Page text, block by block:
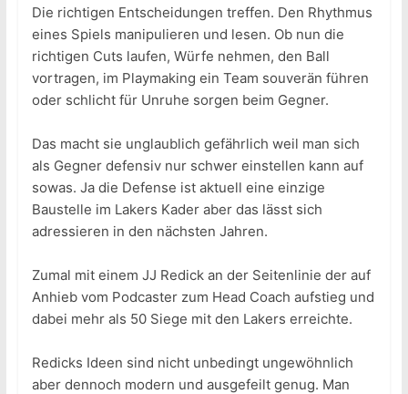
Die richtigen Entscheidungen treffen. Den Rhythmus
eines Spiels manipulieren und lesen. Ob nun die
richtigen Cuts laufen, Würfe nehmen, den Ball
vortragen, im Playmaking ein Team souverän führen
oder schlicht für Unruhe sorgen beim Gegner.
Das macht sie unglaublich gefährlich weil man sich
als Gegner defensiv nur schwer einstellen kann auf
sowas. Ja die Defense ist aktuell eine einzige
Baustelle im Lakers Kader aber das lässt sich
adressieren in den nächsten Jahren.
Zumal mit einem JJ Redick an der Seitenlinie der auf
Anhieb vom Podcaster zum Head Coach aufstieg und
dabei mehr als 50 Siege mit den Lakers erreichte.
Redicks Ideen sind nicht unbedingt ungewöhnlich
aber dennoch modern und ausgefeilt genug. Man